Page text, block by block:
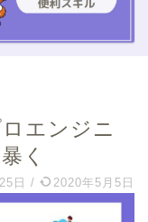
エンジニ
く
日 / 2020年5月5日